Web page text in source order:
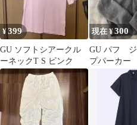
¥399
GU ソフトシアークル
ーネックT S ピンク
現在 ¥300
GU パフ ジ
プパーカー